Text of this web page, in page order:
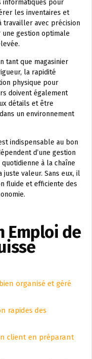
informatiques pour
les inventaires et
travailler avec précision
gestion optimale
tant que magasinier
la rapidité
physique pour
doivent également
détails et être
un environnement
indispensable au bon
d’une gestion
à la chaîne
juste valeur. Sans eux, il
fluide et efficiente des
Emploi de
organisé et géré
rapides des
client en préparant